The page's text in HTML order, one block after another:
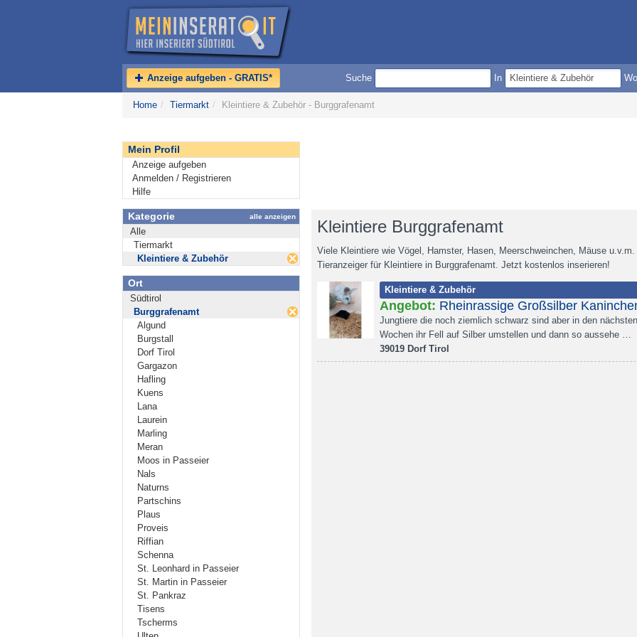
Anzeige aufgeben - GRATIS* Suche In Wo
Home / Tiermarkt / Kleintiere & Zubehör - Burggrafenamt
Mein Profil
Anzeige aufgeben
Anmelden / Registrieren
Hilfe
Kategorie alle anzeigen
Alle
Tiermarkt
Kleintiere & Zubehör
Ort
Südtirol
Burggrafenamt
Algund
Burgstall
Dorf Tirol
Gargazon
Hafling
Kuens
Lana
Laurein
Marling
Meran
Moos in Passeier
Nals
Naturns
Partschins
Plaus
Proveis
Riffian
Schenna
St. Leonhard in Passeier
St. Martin in Passeier
St. Pankraz
Tisens
Tscherms
Kleintiere Burggrafenamt
Viele Kleintiere wie Vögel, Hamster, Hasen, Meerschweinchen, Mäuse
Tieranzeiger für Kleintiere in Burggrafenamt. Jetzt kostenlos inserieren!
Kleintiere & Zubehör
Angebot: Rheinrassige Großsilber
Jungtiere die noch ziemlich schwarz sind aber in den nächsten
Wochen ihr Fell auf Silber umstellen und dann so aussehe …
39019 Dorf Tirol